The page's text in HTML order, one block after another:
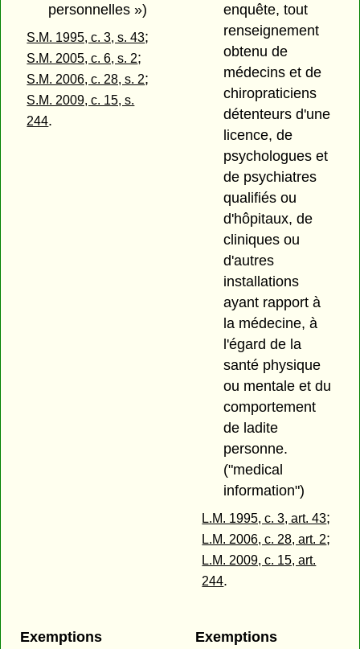
personnelles »)
S.M. 1995, c. 3, s. 43;
S.M. 2005, c. 6, s. 2;
S.M. 2006, c. 28, s. 2;
S.M. 2009, c. 15, s.
244.
enquête, tout
renseignement
obtenu de
médecins et de
chiropraticiens
détenteurs d'une
licence, de
psychologues et
de psychiatres
qualifiés ou
d'hôpitaux, de
cliniques ou
d'autres
installations
ayant rapport à
la médecine, à
l'égard de la
santé physique
ou mentale et du
comportement
de ladite
personne.
("medical
information")
L.M. 1995, c. 3, art. 43;
L.M. 2006, c. 28, art. 2;
L.M. 2009, c. 15, art.
244.
Exemptions
Exemptions